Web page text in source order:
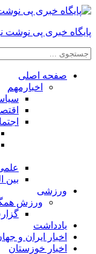
پایگاه خبری پی نوشت
صفحه اصلی
اخبارمهم
بین
ورزشی
ورزش
یادداشت
اخبار ایران و
اخبار خوزستان